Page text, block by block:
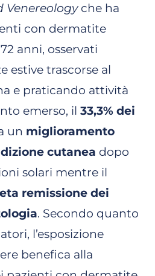
Venereologyche ha
con dermatite
anni, osservati
estive trascorse al
e praticando attività
emerso, il 33,3% dei
un miglioramento
cutanea dopo
solari mentre il
remissione dei
. Secondo quanto
l’esposizione
benefica alla